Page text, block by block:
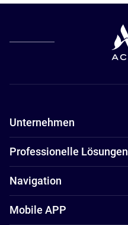
Unternehmen
Professionelle Lösungen
Navigation
Mobile APP